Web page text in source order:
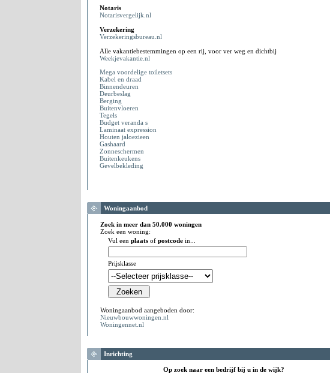
Notaris
Notarisvergelijk.nl
Verzekering
Verzekeringsbureau.nl
Alle vakantiebestemmingen op een rij, voor ver weg en dichtbij
Weekjevakantie.nl
Mega voordelige toiletsets
Kabel en draad
Binnendeuren
Deurbeslag
Berging
Buitenvloeren
Tegels
Budget veranda s
Laminaat expression
Houten jaloezieen
Gashaard
Zonneschermen
Buitenkeukens
Gevelbekleding
Woningaanbod
Zoek in meer dan 50.000 woningen
Zoek een woning:
Vul een plaats of postcode in...
Prijsklasse
Woningaanbod aangeboden door:
Nieuwbouwwoningen.nl
Woningennet.nl
Inrichting
Op zoek naar een bedrijf bij u in de wijk?